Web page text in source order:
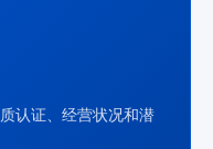
认证、经营状况和潜